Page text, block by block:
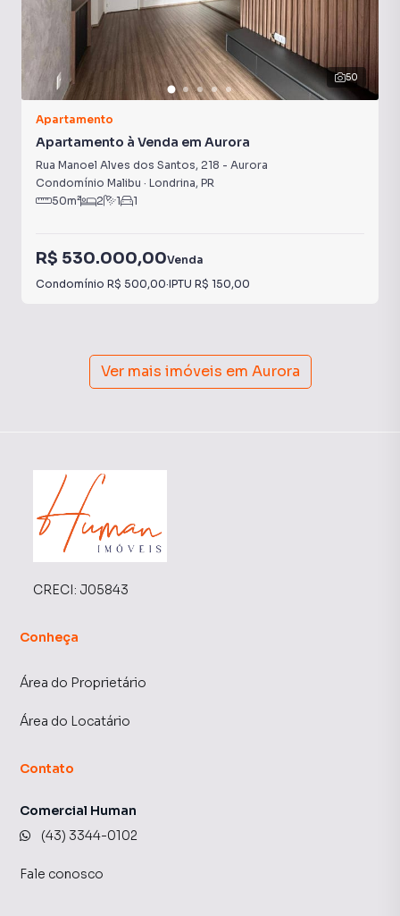
50
Apartamento
Apartamento à Venda em Aurora
Rua Manoel Alves dos Santos, 218 - Aurora
Condomínio Malibu · Londrina, PR
50m² 2 1 1
R$ 530.000,00Venda
Condomínio R$ 500,00·IPTU R$ 150,00
Ver mais imóveis em Aurora
CRECI: J05843
Conheça
Área do Proprietário
Área do Locatário
Contato
Comercial Human
(43) 3344-0102
Fale conosco